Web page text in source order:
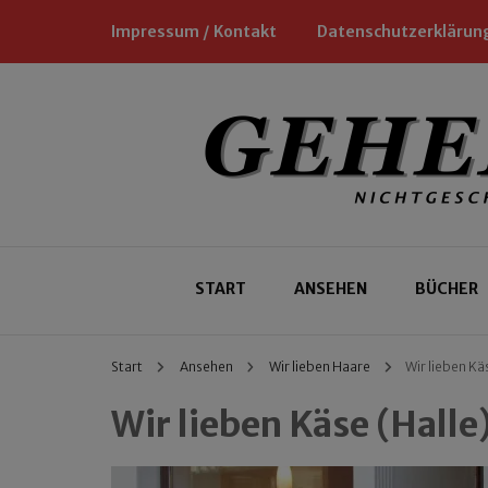
Impressum / Kontakt
START ANSEHEN BÜCHER
Start Ansehen Wir lieben Haare Wir lieben
Wir lieben Käse